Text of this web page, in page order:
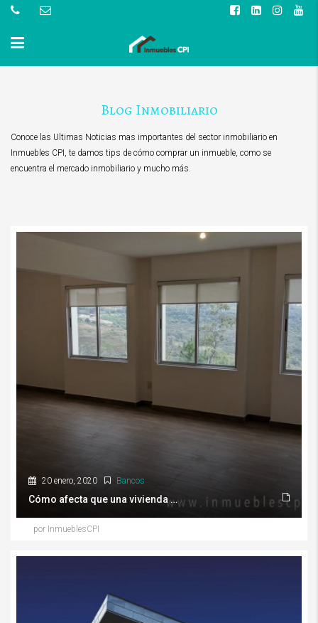
Blog Inmobiliario
Conoce las Ultimas Noticias mas importantes del sector inmobiliario en
Inmuebles CPI, te damos tips de cómo comprar un inmueble, como se
encuentra el mercado inmobiliario y mucho más.
20 enero, 2020 Bancos
Cómo afecta que una vivienda esté mal valuada
por InmueblesCPI